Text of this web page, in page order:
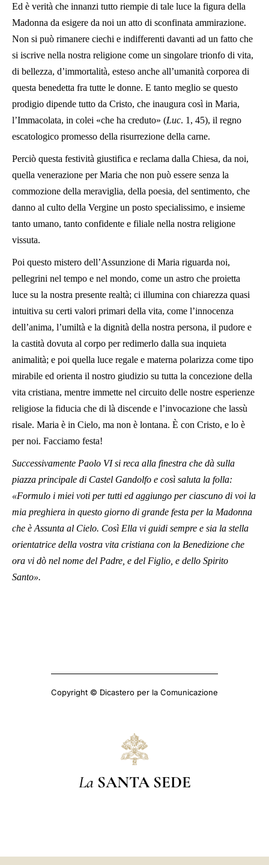
Ed è verità che innanzi tutto riempie di tale luce la figura della
Madonna da esigere da noi un atto di sconfinata ammirazione.
Non si può rimanere ciechi e indifferenti davanti ad un fatto che
si iscrive nella nostra religione come un singolare trionfo di vita,
di bellezza, d’immortalità, esteso anche all’umanità corporea di
questa benedetta fra tutte le donne. E tanto meglio se questo
prodigio dipende tutto da Cristo, che inaugura così in Maria,
l’Immacolata, in colei «che ha creduto» (Luc. 1, 45), il regno
escatologico promesso della risurrezione della carne.
Perciò questa festività giustifica e reclama dalla Chiesa, da noi,
quella venerazione per Maria che non può essere senza la
commozione della meraviglia, della poesia, del sentimento, che
danno al culto della Vergine un posto specialissimo, e insieme
tanto umano, tanto confidente e filiale nella nostra religione
vissuta.
Poi questo mistero dell’Assunzione di Maria riguarda noi,
pellegrini nel tempo e nel mondo, come un astro che proietta
luce su la nostra presente realtà; ci illumina con chiarezza quasi
intuitiva su certi valori primari della vita, come l’innocenza
dell’anima, l’umiltà e la dignità della nostra persona, il pudore e
la castità dovuta al corpo per redimerlo dalla sua inquieta
animalità; e poi quella luce regale e materna polarizza come tipo
mirabile ed orienta il nostro giudizio su tutta la concezione della
vita cristiana, mentre immette nel circuito delle nostre esperienze
religiose la fiducia che di là discende e l’invocazione che lassù
risale. Maria è in Cielo, ma non è lontana. È con Cristo, e lo è
per noi. Facciamo festa!
Successivamente Paolo VI si reca alla finestra che dà sulla
piazza principale di Castel Gandolfo e così saluta la folla:
«Formulo i miei voti per tutti ed aggiungo per ciascuno di voi la
mia preghiera in questo giorno di grande festa per la Madonna
che è Assunta al Cielo. Così Ella vi guidi sempre e sia la stella
orientatrice della vostra vita cristiana con la Benedizione che
ora vi dò nel nome del Padre, e del Figlio, e dello Spirito
Santo».
Copyright © Dicastero per la Comunicazione
La SANTA SEDE